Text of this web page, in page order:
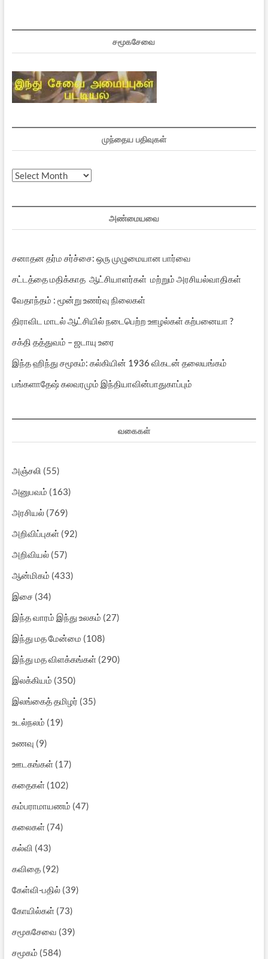
சமூகசேவை
முந்தைய பதிவுகள்
முந்தைய
அண்மையவை
சனாதன தர்ம சர்ச்சை: ஒரு முழுமையான பார்வை
சட்டத்தை மதிக்காத ஆட்சியாளர்கள் மற்றும் அரசியல்வாதிகள்
வேதாந்தம் : மூன்று உணர்வு நிலைகள்
திராவிட மாடல் ஆட்சியில் நடைபெற்ற ஊழல்கள் கற்பனையா ?
சக்தி தத்துவம் – ஜடாயு உரை
இந்த ஹிந்து சமூகம்: கல்கியின் 1936 விகடன் தலையங்கம்
பங்களாதேஷ் கலவரமும் இந்தியாவின்பாதுகாப்பும்
வகைகள்
அஞ்சலி (55)
அனுபவம் (163)
அரசியல்(769)
அறிவிப்புகள்(92)
அறிவியல்(57)
ஆன்மிகம் (433)
இசை(34)
இந்த வாரம் இந்து உலகம் (27)
இந்து மத மேன்மை (108)
இந்து மத விளக்கங்கள்(290)
இலக்கியம் (350)
இலங்கைத் தமிழர் (35)
உடல்நலம் (19)
உணவு (9)
ஊடகங்கள்(17)
கதைகள்(102)
கம்பராமாயணம் (47)
கலைகள்(74)
கல்வி (43)
கவிதை(92)
கேள்வி-பதில்(39)
கோயில்கள்(73)
சமூகசேவை (39)
சமூகம் (584)